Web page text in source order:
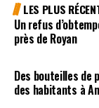
LES PLUS
Un refus
près de Royan
Des bouteilles de
des habitants à